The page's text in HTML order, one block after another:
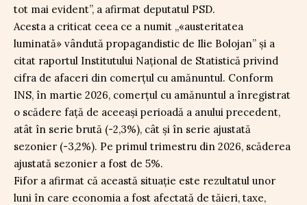
tot mai evident”, a afirmat deputatul PSD.
Acesta a criticat ceea ce a numit „«austeritatea
luminată» vândută propagandistic de Ilie Bolojan” și a
citat raportul Institutului Național de Statistică privind
cifra de afaceri din comerțul cu amănuntul. Conform
INS, în martie 2026, comerțul cu amănuntul a înregistrat
o scădere față de aceeași perioadă a anului precedent,
atât în serie brută (-2,3%), cât și în serie ajustată
sezonier (-3,2%). Pe primul trimestru din 2026, scăderea
ajustată sezonier a fost de 5%.
Fifor a afirmat că această situație este rezultatul unor
luni în care economia a fost afectată de tăieri, taxe,